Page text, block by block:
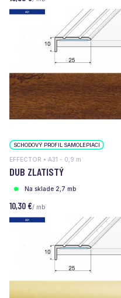
SCHODOVÝ PROFIL SAMOLEPIACI
EFFECTOR • A31 - 0,9 m
DUB ZLATISTÝ
Na sklade 2,7 mb
10,30 €/ mb